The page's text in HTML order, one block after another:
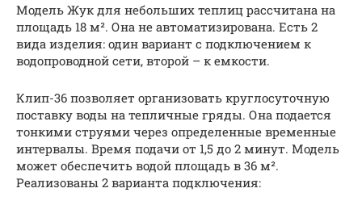
Модель Жук для небольших теплиц рассчитана на
площадь 18 м². Она не автоматизирована. Есть 2
вида изделия: один вариант с подключением к
водопроводной сети, второй – к емкости.
Клип-36 позволяет организовать круглосуточную
поставку воды на тепличные гряды. Она подается
тонкими струями через определенные временные
интервалы. Время подачи от 1,5 до 2 минут. Модель
может обеспечить водой площадь в 36 м².
Реализованы 2 варианта подключения: